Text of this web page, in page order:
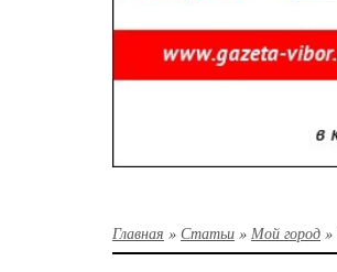
Главная » Статьи » Мой город »